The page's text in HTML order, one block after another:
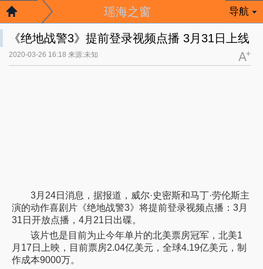
瑶海之窗 导航
《绝地战警3》提前登录视频点播 3月31日上线
2020-03-26 16:18 来源:未知
3月24日消息，据报道，威尔·史密斯和马丁·劳伦斯主
演的动作喜剧片《绝地战警3》将提前登录视频点播：3月
31日开放点播，4月21日出碟。
该片也是目前为止今年单片的北美票房冠军，北美1
月17日上映，目前票房2.04亿美元，全球4.19亿美元，制
作成本9000万。